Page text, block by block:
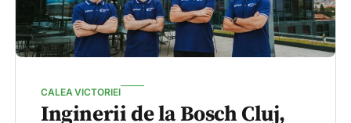
CALEA VICTORIEI
Inginerii de la Bosch Cluj,